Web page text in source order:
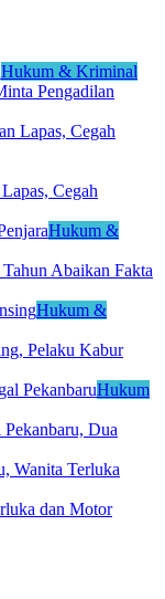
Hukum & Kriminal
Pengadilan
Cegah
Hukum &
Abaikan Fakta
Hukum &
Pelaku Kabur
Hukum
Dua
dan Motor